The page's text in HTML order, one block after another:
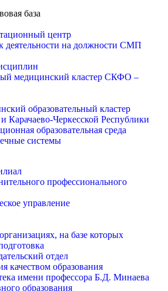
база
центр
деятельности на должности СМП
медицинский кластер СКФО –
образовательный кластер
Карачаево-Черкесской Республики
образовательная среда
системы
профессионального
управление
на базе которых
отдел
качеством образования
имени профессора Б.Д. Минаева
образования